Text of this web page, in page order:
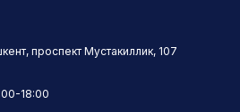
проспект Мустакиллик, 107
18:00